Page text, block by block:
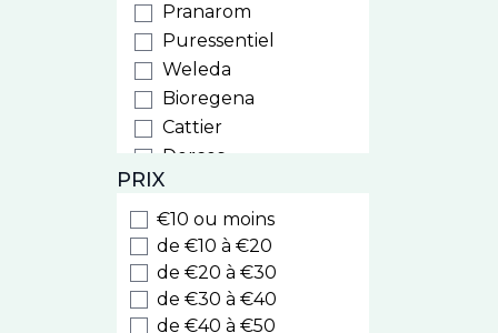
Pranarom
Puressentiel
Weleda
Bioregena
Cattier
Dercos
Ducray
Furterer
Sublime Curl
Triphasic
Hei Poa
PRIX
€10 ou moins
de €10 à €20
de €20 à €30
de €30 à €40
de €40 à €50